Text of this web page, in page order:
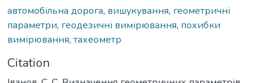
автомобільна дорога, вишукування, геометричні
параметри, геодезичні вимірювання, похибки
вимірювання, тахеометр
Citation